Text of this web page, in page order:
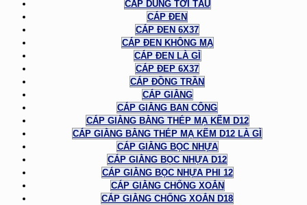
CÁP DÙNG TỜI TÀU
CÁP ĐEN
CÁP ĐEN 6X37
CÁP ĐEN KHÔNG MẠ
CÁP ĐEN LÀ GÌ
CÁP ĐEP 6X37
CÁP ĐỒNG TRẦN
CÁP GIẰNG
CÁP GIẰNG BAN CÔNG
CÁP GIẰNG BẰNG THÉP MẠ KẼM D12
CÁP GIẰNG BẰNG THÉP MẠ KẼM D12 LÀ GÌ
CÁP GIẰNG BỌC NHỰA
CÁP GIẰNG BỌC NHỰA D12
CÁP GIẰNG BỌC NHỰA PHI 12
CÁP GIẰNG CHỐNG XOẮN
CÁP GIẰNG CHỐNG XOẮN D18